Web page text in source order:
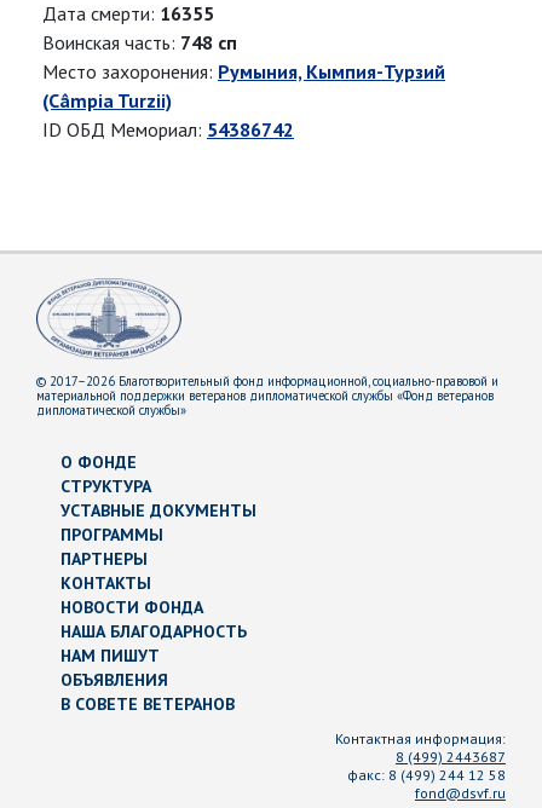
Дата смерти: 16355
Воинская часть: 748 сп
Место захоронения: Румыния, Кымпия-Турзий
(Câmpia Turzii)
ID ОБД Мемориал: 54386742
© 2017–2026 Благотворительный фонд информационной, социально-правовой и
материальной поддержки ветеранов дипломатической службы «Фонд ветеранов
дипломатической службы»
О ФОНДЕ
СТРУКТУРА
УСТАВНЫЕ ДОКУМЕНТЫ
ПРОГРАММЫ
ПАРТНЕРЫ
КОНТАКТЫ
НОВОСТИ ФОНДА
НАША БЛАГОДАРНОСТЬ
НАМ ПИШУТ
ОБЪЯВЛЕНИЯ
В СОВЕТЕ ВЕТЕРАНОВ
Контактная информация:
8 (499) 2443687
факс: 8 (499) 244 12 58
fond@dsvf.ru